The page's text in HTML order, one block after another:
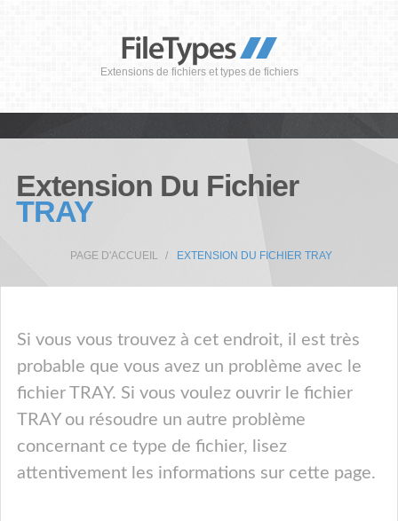
Extensions de fichiers et types de fichiers
Extension Du Fichier
TRAY
PAGE D'ACCUEIL EXTENSION DU FICHIER TRAY
Si vous vous trouvez à cet endroit, il est très
probable que vous avez un problème avec le
fichier TRAY. Si vous voulez ouvrir le fichier
TRAY ou résoudre un autre problème
concernant ce type de fichier, lisez
attentivement les informations sur cette page.